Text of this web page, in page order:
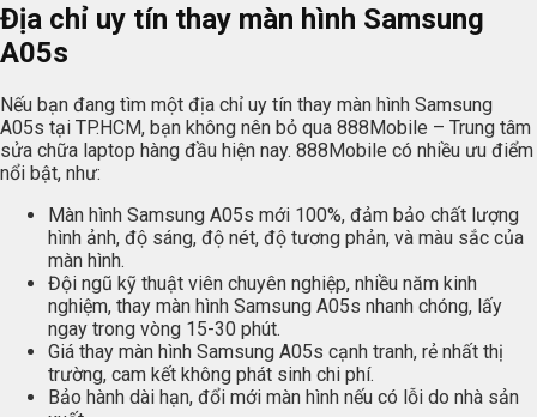
Địa chỉ uy tín thay màn hình Samsung
A05s
Nếu bạn đang tìm một địa chỉ uy tín thay màn hình Samsung
A05s tại TP.HCM, bạn không nên bỏ qua 888Mobile – Trung tâm
sửa chữa laptop hàng đầu hiện nay. 888Mobile có nhiều ưu điểm
nổi bật, như:
Màn hình Samsung A05s mới 100%, đảm bảo chất lượng
hình ảnh, độ sáng, độ nét, độ tương phản, và màu sắc của
màn hình.
Đội ngũ kỹ thuật viên chuyên nghiệp, nhiều năm kinh
nghiệm, thay màn hình Samsung A05s nhanh chóng, lấy
ngay trong vòng 15-30 phút.
Giá thay màn hình Samsung A05s cạnh tranh, rẻ nhất thị
trường, cam kết không phát sinh chi phí.
Bảo hành dài hạn, đổi mới màn hình nếu có lỗi do nhà sản